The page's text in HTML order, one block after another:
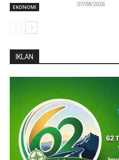
EKONOMI 07/08/2026
IKLAN